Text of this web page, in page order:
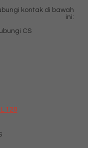
kontak di bawah
ini:
CS
120